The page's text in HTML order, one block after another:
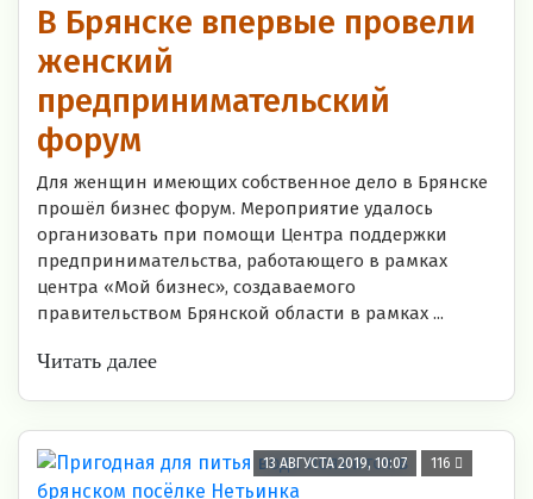
В Брянске впервые провели
женский
предпринимательский
форум
Для женщин имеющих собственное дело в Брянске
прошёл бизнес форум. Мероприятие удалось
организовать при помощи Центра поддержки
предпринимательства, работающего в рамках
центра «Мой бизнес», создаваемого
правительством Брянской области в рамках ...
Читать далее
13 АВГУСТА 2019, 10:07 116